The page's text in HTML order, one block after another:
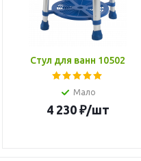
Стул для ванн 10502
Мало
4 230₽/шт